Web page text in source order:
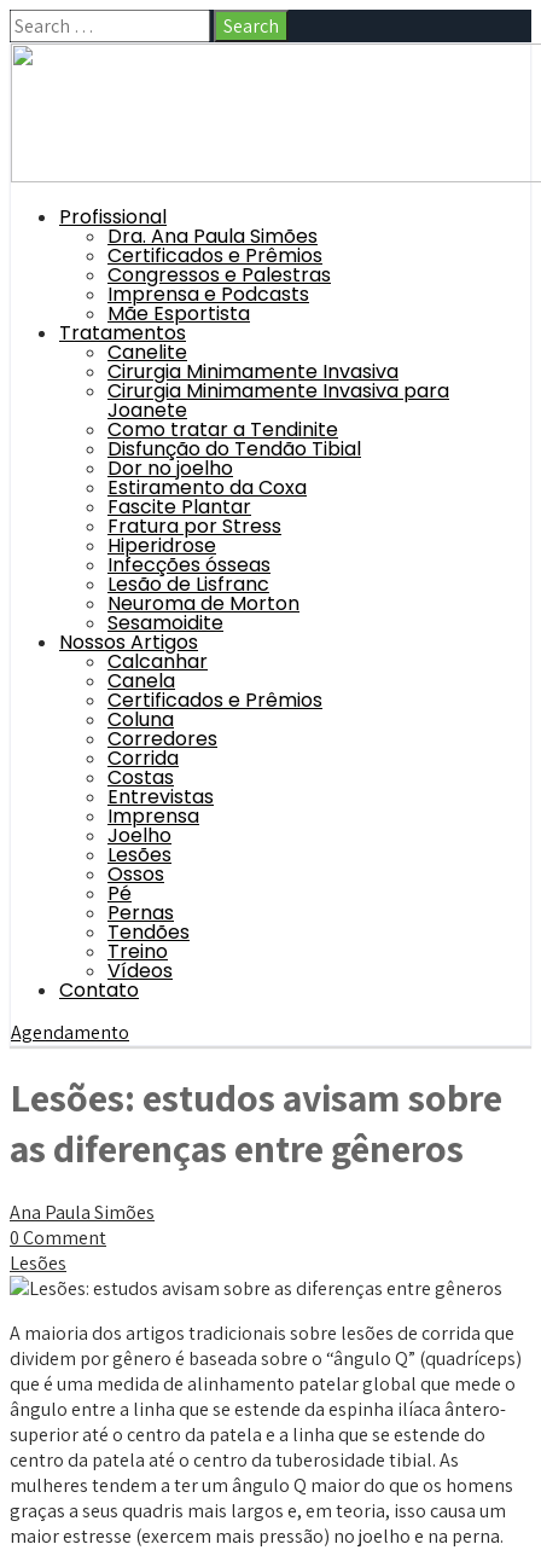
Profissional
Dra. Ana Paula Simões
Certificados e Prêmios
Congressos e Palestras
Imprensa e Podcasts
Mãe Esportista
Tratamentos
Canelite
Cirurgia Minimamente Invasiva
Cirurgia Minimamente Invasiva para
Joanete
Como tratar a Tendinite
Disfunção do Tendão Tibial
Dor no joelho
Estiramento da Coxa
Fascite Plantar
Fratura por Stress
Hiperidrose
Infecções ósseas
Lesão de Lisfranc
Neuroma de Morton
Sesamoidite
Nossos Artigos
Calcanhar
Canela
Certificados e Prêmios
Coluna
Corredores
Corrida
Costas
Entrevistas
Imprensa
Joelho
Lesões
Ossos
Pé
Pernas
Tendões
Treino
Vídeos
Contato
Agendamento
Lesões: estudos avisam sobre
as diferenças entre gêneros
Ana Paula Simões
0 Comment
Lesões
A maioria dos artigos tradicionais sobre lesões de corrida que
dividem por gênero é baseada sobre o “ângulo Q” (quadríceps)
que é uma medida de alinhamento patelar global que mede o
ângulo entre a linha que se estende da espinha ilíaca ântero-
superior até o centro da patela e a linha que se estende do
centro da patela até o centro da tuberosidade tibial. As
mulheres tendem a ter um ângulo Q maior do que os homens
graças a seus quadris mais largos e, em teoria, isso causa um
maior estresse (exercem mais pressão) no joelho e na perna.